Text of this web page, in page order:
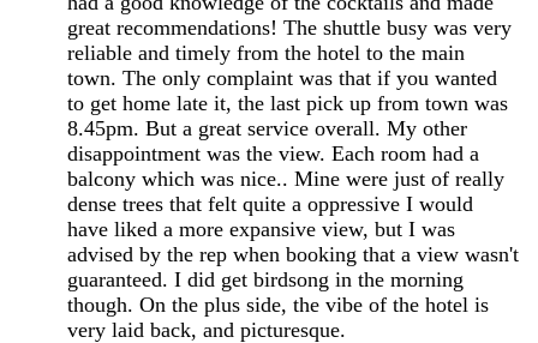
great recommendations! The shuttle busy was very
reliable and timely from the hotel to the main
town. The only complaint was that if you wanted
to get home late it, the last pick up from town was
8.45pm. But a great service overall. My other
disappointment was the view. Each room had a
balcony which was nice.. Mine were just of really
dense trees that felt quite a oppressive I would
have liked a more expansive view, but I was
advised by the rep when booking that a view wasn't
guaranteed. I did get birdsong in the morning
though. On the plus side, the vibe of the hotel is
very laid back, and picturesque.